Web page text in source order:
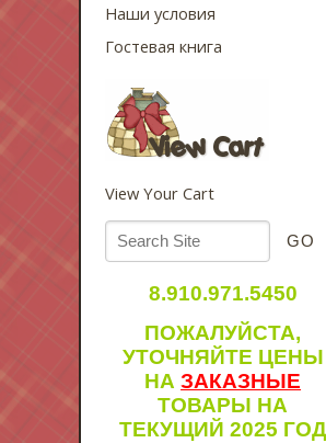
Наши условия
Гостевая книга
View Your Cart
8.910.971.5450
ПОЖАЛУЙСТА,
УТОЧНЯЙТЕ ЦЕНЫ
НАЗАКАЗНЫЕ
ТОВАРЫ НА
ТЕКУЩИЙ 2025 ГОД